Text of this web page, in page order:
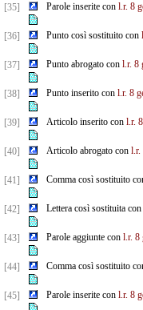
[35]
Parole inserite con l.r. 8
[36] Punto così sostituito con
[37] Punto abrogato con l.r. 8
[38] Punto inserito con l.r. 8
[39] Articolo inserito con l.r.
[40] Articolo abrogato con l.r.
[41] Comma così sostituito
[42] Lettera così sostituita con
[43] Parole aggiunte con l.r. 8
[44] Comma così sostituito
[45] Parole inserite con l.r. 8